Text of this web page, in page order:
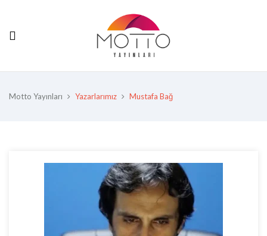
Motto Yayınları Yazarlarımız Mustafa Bağ